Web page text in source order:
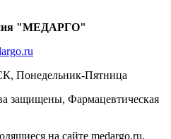
"МЕДАРГО"
Понедельник-Пятница
защищены, Фармацевтическая
на сайте medargo.ru,